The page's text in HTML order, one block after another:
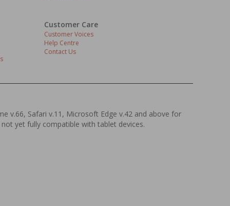
Customer Care
Customer Voices
Help Centre
Contact Us
v.66, Safari v.11, Microsoft Edge v.42 and above for
yet fully compatible with tablet devices.